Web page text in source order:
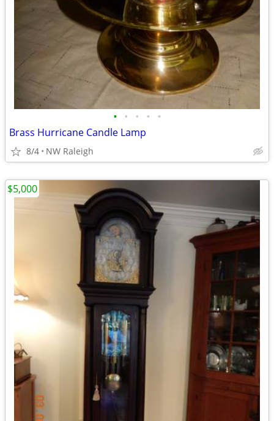
• • • • •
Brass Hurricane Candle Lamp
8/4 NW Raleigh
$5,000